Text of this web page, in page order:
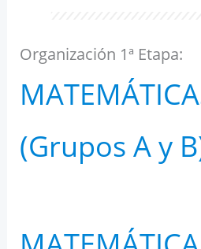
Organización 1ª Etapa:
(Grupos A y